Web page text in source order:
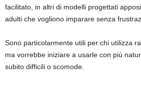
facilitato, in altri di modelli progettati
adulti che vogliono imparare senza
Sono particolarmente utili per chi utilizza
ma vorrebbe iniziare a usarle con più
subito difficili o scomode.